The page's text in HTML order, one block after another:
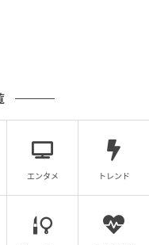
エンタメ トレンド